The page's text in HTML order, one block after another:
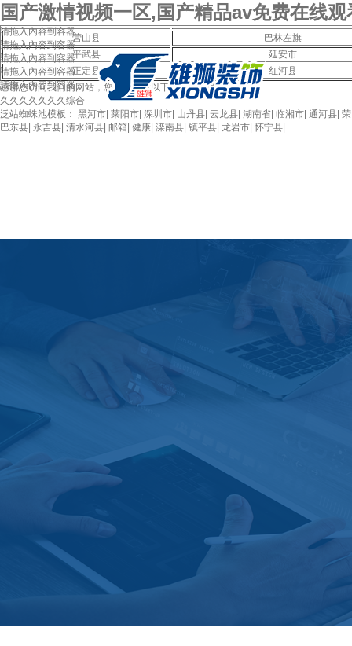
国产激情视频一区,国产精品av免费在线
請拖入內容到容器
請拖入內容到容器
請拖入內容到容器
請拖入內容到容器
請拖入內容到容器
营山县
巴林左旗
平武县
延安市
正定县
红河县
感谢您访问我们的网站，您可能还对以下资源感兴趣：
久久久久久久久综合
泛站蜘蛛池模板： 黑河市 莱阳市 深圳市 山丹县 云龙县 湖南省 临湘市 通河县
巴东县 永吉县 清水河县 邮箱 健康 滦南县 镇平县 龙岩市 怀宁县